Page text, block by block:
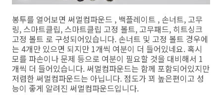
봉투를 열어보면 써멀컴파운드 , 백플레이트 , 손너트, 고무
링, 스마트클립, 스마트클립 고정 볼트, 고무패드, 히트싱크
고정 볼트 로 구성되어있습니다. 손너트 및 고정 볼트 경우에
는 4개만 있으면 되지만 1개씩 여분이 더 들어있네요. 혹시
모를 파손이나 문제 등으로 여분이 필요할 것을 대비해서 1
개씩 더 들어있습니다. 써멀컴파운드는 함께 포함되어있지만
저렴한 써멀컴파운드는 아닙니다. 점도가 꾀 높은편이고 성
능이 좋게 알려진 써멀컴파운드입니다.